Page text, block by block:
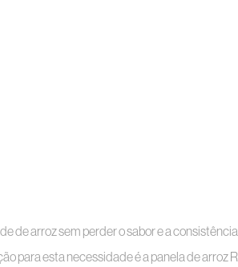
de arroz sem perder o sabor e a
para esta necessidade é a panela de